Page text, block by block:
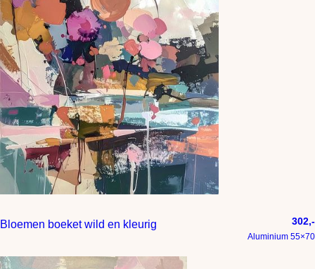
Bloemen boeket wild en kleurig 302,-
Aluminium 55×70